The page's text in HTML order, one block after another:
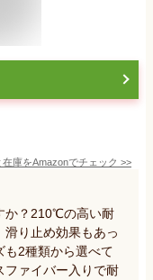
在庫をAmazonでチェック >>
か？210℃の高い耐
り止め効果もあっ
も2種類から選べて
ファイバー入りで耐